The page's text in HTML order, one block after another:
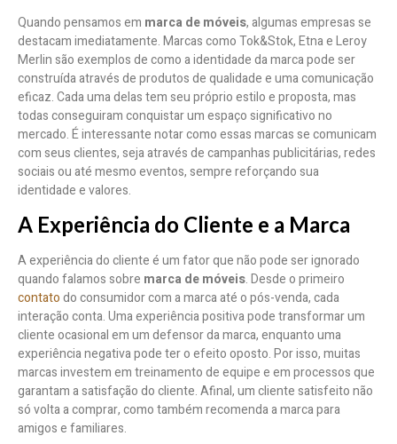
Quando pensamos em marca de móveis, algumas empresas se
destacam imediatamente. Marcas como Tok&Stok, Etna e Leroy
Merlin são exemplos de como a identidade da marca pode ser
construída através de produtos de qualidade e uma comunicação
eficaz. Cada uma delas tem seu próprio estilo e proposta, mas
todas conseguiram conquistar um espaço significativo no
mercado. É interessante notar como essas marcas se comunicam
com seus clientes, seja através de campanhas publicitárias, redes
sociais ou até mesmo eventos, sempre reforçando sua
identidade e valores.
A Experiência do Cliente e a Marca
A experiência do cliente é um fator que não pode ser ignorado
quando falamos sobre marca de móveis. Desde o primeiro
contatodo consumidor com a marca até o pós-venda, cada
interação conta. Uma experiência positiva pode transformar um
cliente ocasional em um defensor da marca, enquanto uma
experiência negativa pode ter o efeito oposto. Por isso, muitas
marcas investem em treinamento de equipe e em processos que
garantam a satisfação do cliente. Afinal, um cliente satisfeito não
só volta a comprar, como também recomenda a marca para
amigos e familiares.